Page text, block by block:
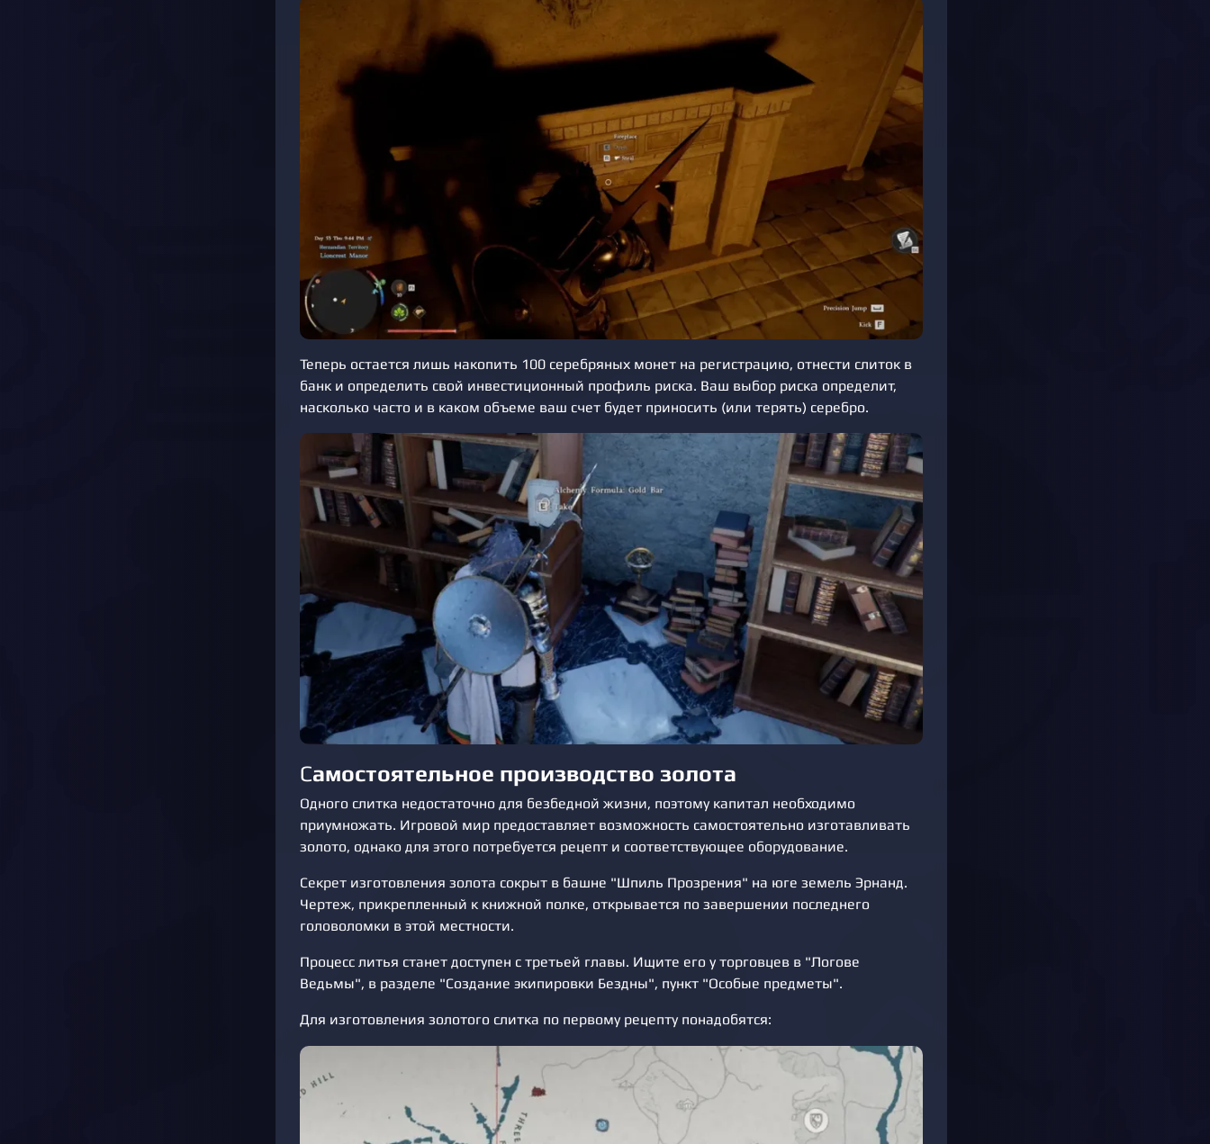
Теперь остается лишь накопить 100 серебряных монет на регистрацию, отнести слиток в
банк и определить свой инвестиционный профиль риска. Ваш выбор риска определит,
насколько часто и в каком объеме ваш счет будет приносить (или терять) серебро.
Самостоятельное производство золота
Одного слитка недостаточно для безбедной жизни, поэтому капитал необходимо
приумножать. Игровой мир предоставляет возможность самостоятельно изготавливать
золото, однако для этого потребуется рецепт и соответствующее оборудование.
Секрет изготовления золота сокрыт в башне "Шпиль Прозрения" на юге земель Эрнанд.
Чертеж, прикрепленный к книжной полке, открывается по завершении последнего
головоломки в этой местности.
Процесс литья станет доступен с третьей главы. Ищите его у торговцев в "Логове
Ведьмы", в разделе "Создание экипировки Бездны", пункт "Особые предметы".
Для изготовления золотого слитка по первому рецепту понадобятся: